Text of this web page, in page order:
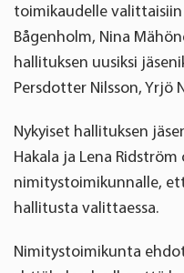
toimikaudelle valittaisiin
Bågenholm, Nina
hallituksen uusiksi
Persdotter Nilsson, Yrjö
Nykyiset hallituksen
Hakala ja Lena
nimitystoimikunnalle,
hallitusta valittaessa.
Nimitystoimikunta